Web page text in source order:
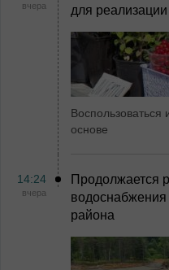
вчера
для
основе
14:24
вчера
Продолжается
водоснабжения
района